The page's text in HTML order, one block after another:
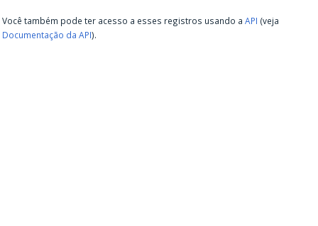
Você também pode ter acesso a esses registros usando a API (veja
Documentação da API).